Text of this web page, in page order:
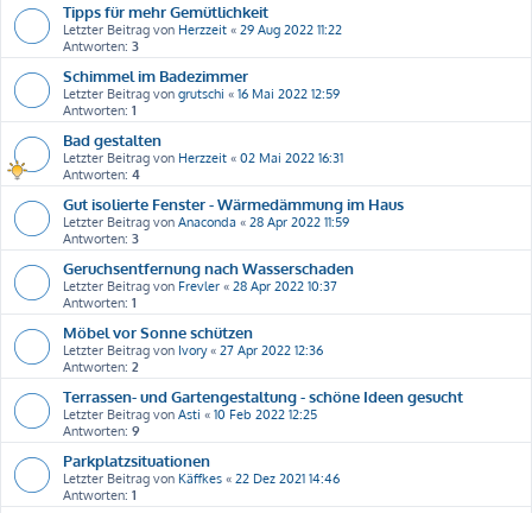
Tipps für mehr Gemütlichkeit
Letzter Beitrag von Herzzeit « 29 Aug 2022 11:22
Antworten: 3
Schimmel im Badezimmer
Letzter Beitrag von grutschi « 16 Mai 2022 12:59
Antworten: 1
Bad gestalten
Letzter Beitrag von Herzzeit « 02 Mai 2022 16:31
Antworten: 4
Gut isolierte Fenster - Wärmedämmung im Haus
Letzter Beitrag von Anaconda « 28 Apr 2022 11:59
Antworten: 3
Geruchsentfernung nach Wasserschaden
Letzter Beitrag von Frevler « 28 Apr 2022 10:37
Antworten: 1
Möbel vor Sonne schützen
Letzter Beitrag von Ivory« 27 Apr 2022 12:36
Antworten: 2
Terrassen- und Gartengestaltung - schöne Ideen gesucht
Letzter Beitrag von Asti « 10 Feb 2022 12:25
Antworten: 9
Parkplatzsituationen
Letzter Beitrag von Käffkes « 22 Dez 2021 14:46
Antworten: 1